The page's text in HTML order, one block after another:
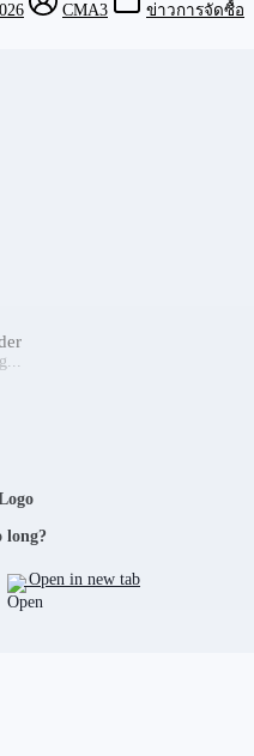
CMA3
ข่าวการจัดซื้อ
long?
Open in new tab